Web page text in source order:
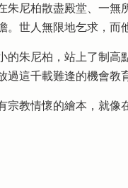
尼柏散盡殿堂、一無
。世人無限地乞求，而
朱尼柏，站上了制高
過這千載難逢的機會教
教情懷的繪本，就像